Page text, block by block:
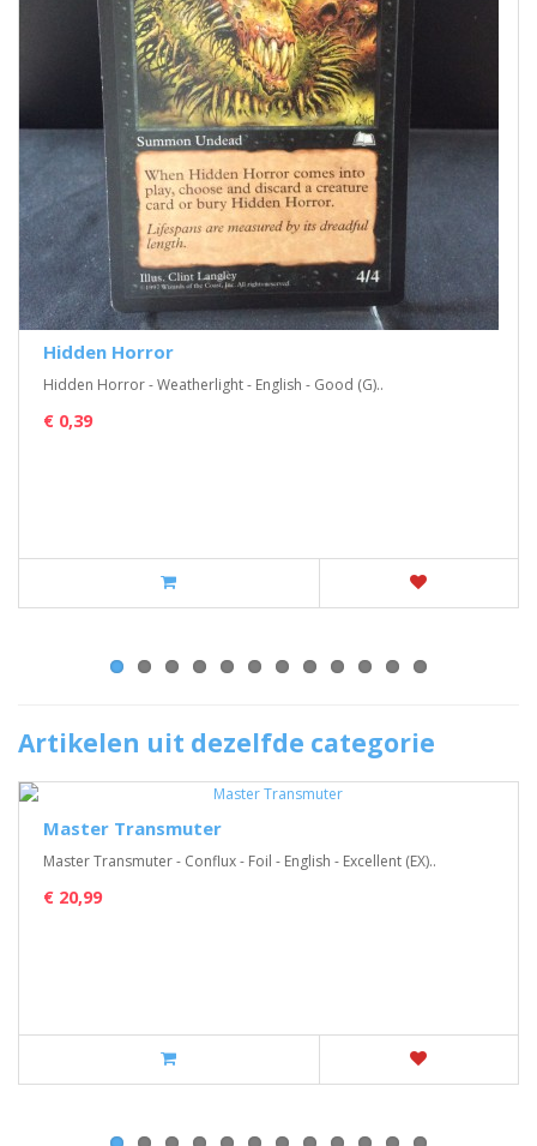
Hidden Horror
Hidden Horror - Weatherlight - English - Good (G)..
€ 0,39
Artikelen uit dezelfde categorie
Master Transmuter
Master Transmuter - Conflux - Foil - English - Excellent (EX)..
€ 20,99